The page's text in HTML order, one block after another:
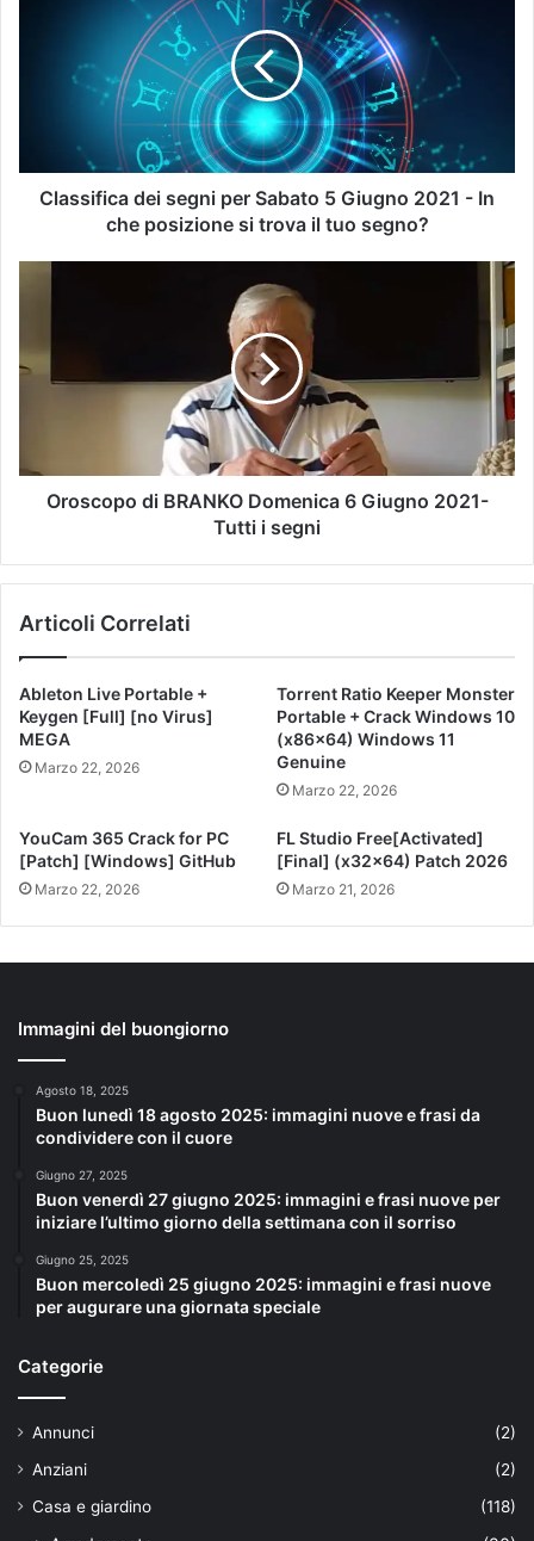
Classifica dei segni per Sabato 5 Giugno 2021 - In
che posizione si trova il tuo segno?
Oroscopo di BRANKO Domenica 6 Giugno 2021-
Tutti i segni
Articoli Correlati
Ableton Live Portable +
Keygen [Full] [no Virus]
MEGA
Marzo 22, 2026
Torrent Ratio Keeper Monster
Portable + Crack Windows 10
(x86x64) Windows 11
Genuine
Marzo 22, 2026
YouCam 365 Crack for PC
[Patch] [Windows] GitHub
Marzo 22, 2026
FL Studio Free[Activated]
[Final] (x32x64) Patch 2026
Marzo 21, 2026
Immagini del buongiorno
Agosto 18, 2025
Buon lunedì 18 agosto 2025: immagini nuove e frasi da
condividere con il cuore
Giugno 27, 2025
Buon venerdì 27 giugno 2025: immagini e frasi nuove per
iniziare l’ultimo giorno della settimana con il sorriso
Giugno 25, 2025
Buon mercoledì 25 giugno 2025: immagini e frasi nuove
per augurare una giornata speciale
Categorie
Annunci
(2)
Anziani
(2)
Casa e giardino
(118)